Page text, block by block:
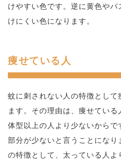
けやすい色です。逆に黄色や
けにくい色になります。
痩せている人
蚊に刺されない人の特徴とし
ます。その理由は、痩せてい
体型以上の人より少ないから
部分が少ないと言うことになり
の特徴として、太っている人